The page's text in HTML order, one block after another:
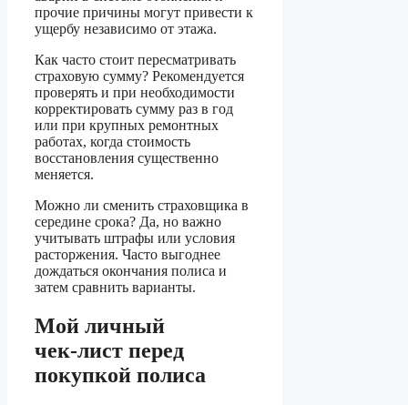
прочие причины могут привести к
ущербу независимо от этажа.
Как часто стоит пересматривать
страховую сумму? Рекомендуется
проверять и при необходимости
корректировать сумму раз в год
или при крупных ремонтных
работах, когда стоимость
восстановления существенно
меняется.
Можно ли сменить страховщика в
середине срока? Да, но важно
учитывать штрафы или условия
расторжения. Часто выгоднее
дождаться окончания полиса и
затем сравнить варианты.
Мой личный
чек‑лист перед
покупкой полиса